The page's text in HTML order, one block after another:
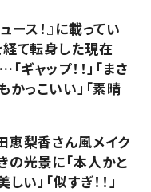
ース！』に載ってい
経て転身した現在
ャップ！！」「まさ
かっこいい」「素晴
梨香さん風メイク
光景に「本人かと
い」「似すぎ！！」